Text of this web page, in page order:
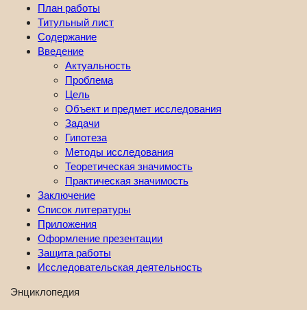
План работы
Титульный лист
Содержание
Введение
Актуальность
Проблема
Цель
Объект и предмет исследования
Задачи
Гипотеза
Методы исследования
Теоретическая значимость
Практическая значимость
Заключение
Список литературы
Приложения
Оформление презентации
Защита работы
Исследовательская деятельность
Энциклопедия